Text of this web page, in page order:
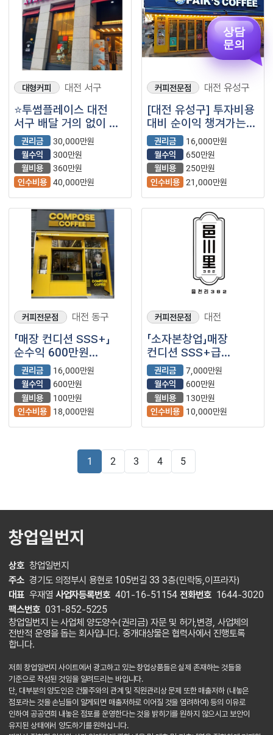
대형커피 대전 서구
⭐투썸플레이스 대전
서구 배달 거의 없이 월
매출 2천만원 / 역세권
대로변에 위치해 가시성
좋은 매장입니다.
권리금
30,000만원
월수익
300만원
월비용
360만원
인수비용 40,000만원
커피전문점 대전 유성구
[대전 유성구] 투자비용
대비 순이익 챙겨가는
빽다방
권리금
16,000만원
월수익
650만원
월비용
250만원
인수비용 21,000만원
커피전문점 대전 동구
「매장 컨디션 SSS+」
순수익 600만원
【컴포즈커피】
권리금
16,000만원
월수익
600만원
월비용
100만원
인수비용
18,000만원
커피전문점 대전
「소자본창업」매장
컨디션 SSS+급
【읍천리382】
권리금
7,000만원
월수익
600만원
월비용
130만원
인수비용
10,000만원
1 2 3 4 5
창업일번지
상호 창업일번지
주소 경기도 의정부시 용현로 105번길 33 3층(민락동,이프라자)
대표 우재열 사업자등록번호 401-16-51154 전화번호 1644-3020
팩스번호 031-852-5225
창업일번지 는 사업체 양도양수(권리금) 자문 및 허가,변경, 사업체의
전반적 운영을 돕는 회사입니다. 중개대상물은 협력사에서 진행토록
합니다.
저희 창업일번지 사이트에서 광고하고 있는 창업상품들은 실제 존재하는 것들을
기준으로 작성된 것임을 알려드리는 바입니다.
단, 대부분의 양도인은 건물주와의 관계 및 직원관리상 문제 또한 매출저하 (내놓은
점포라는 것을 손님들이 알게되면 매출저하로 이어질 것을 염려하여) 등의 이유로
인하여 공공연희 내놓은 점포를 운영한다는 것을 밝히기를 원하지 않으시고 보안이
유지된 상태에서 양도하기를 원하십니다.
상담
문의